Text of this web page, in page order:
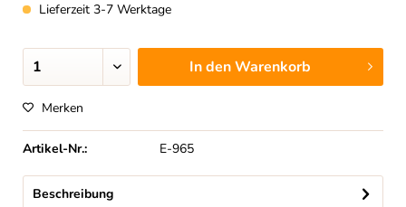
Lieferzeit 3-7 Werktage
In denWarenkorb
Merken
Artikel-Nr.: E-965
Beschreibung